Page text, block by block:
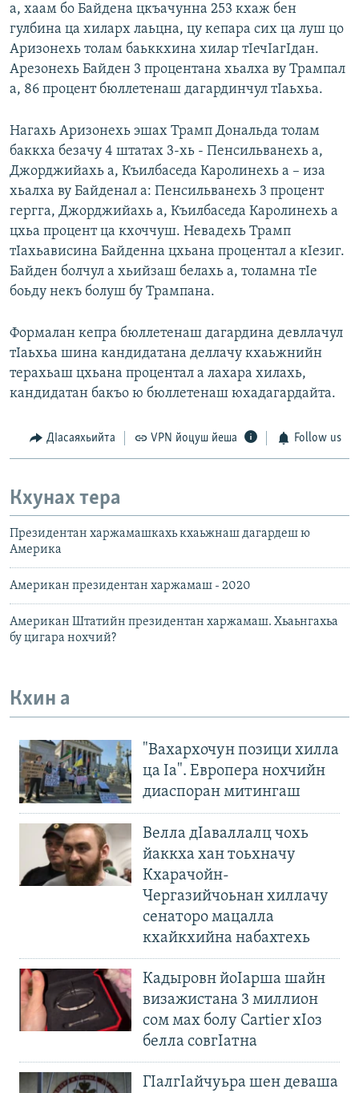
а, хаам бо Байдена цкъачунна 253 кхаж бен
гулбина ца хиларх лаьцна, цу кепара сих ца луш цо
Аризонехь толам баьккхина хилар тIечIагIдан.
Арезонехь Байден 3 процентана хьалха ву Трампал
а, 86 процент бюллетенаш дагардинчул тIаьхьа.
Нагахь Аризонехь эшах Трамп Дональда толам
баккха безачу 4 штатах 3-хь - Пенсильванехь а,
Джорджийахь а, Къилбаседа Каролинехь а – иза
хьалха ву Байденал а: Пенсильванехь 3 процент
гергга, Джорджийахь а, Къилбаседа Каролинехь а
цхьа процент ца кхоччуш. Невадехь Трамп
тIахьависина Байденна цхьана процентал а кIезиг.
Байден болчул а хьийзаш белахь а, толамна тIе
боьду некъ болуш бу Трампана.
Формалан кепра бюллетенаш дагардина девллачул
тIаьхьа шина кандидатана деллачу кхаьжнийн
терахьаш цхьана процентал а лахара хилахь,
кандидатан бакъо ю бюллетенаш юхадагардайта.
ДIасаяхьийта VPN йоцуш йеша Follow us
Кхунах тера
Президентан харжамашкахь кхаьжнаш дагардеш ю
Америка
Американ президентан харжамаш - 2020
Американ Штатийн президентан харжамаш. Хьаьнгахьа
бу цигара нохчий?
Кхин а
"Вахархочун позици хилла
ца Iа". Европера нохчийн
диаспоран митингаш
Велла дIаваллалц чохь
йаккха хан тоьхначу
Кхарачойн-
Чергазийчоьнан хиллачу
сенаторо мацалла
кхайкхийна набахтехь
Кадыровн йоIарша шайн
визажистана 3 миллион
сом мах болу Cartier хIоз
белла совгIатна
ГIалгIайчуьра шен деваша